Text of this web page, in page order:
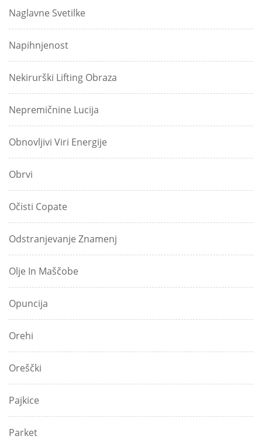
Naglavne Svetilke
Napihnjenost
Nekirurški Lifting Obraza
Nepremičnine Lucija
Obnovljivi Viri Energije
Obrvi
Očisti Copate
Odstranjevanje Znamenj
Olje In Maščobe
Opuncija
Orehi
Oreščki
Pajkice
Parket